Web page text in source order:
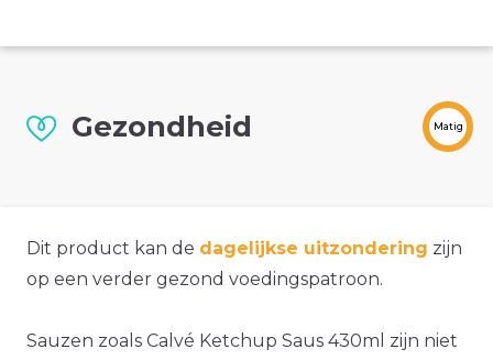
Gezondheid Matig
Dit product kan de dagelijkse uitzondering zijn
op een verder gezond voedingspatroon.
Sauzen zoals Calvé Ketchup Saus 430ml zijn niet